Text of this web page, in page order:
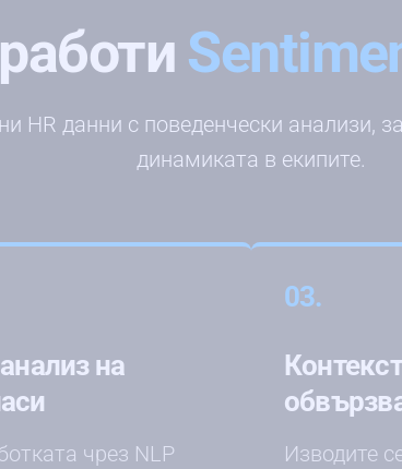
HR данни с поведенчески анализи,
динамиката в екипите.
на
чрез NLP
03.
Изводите